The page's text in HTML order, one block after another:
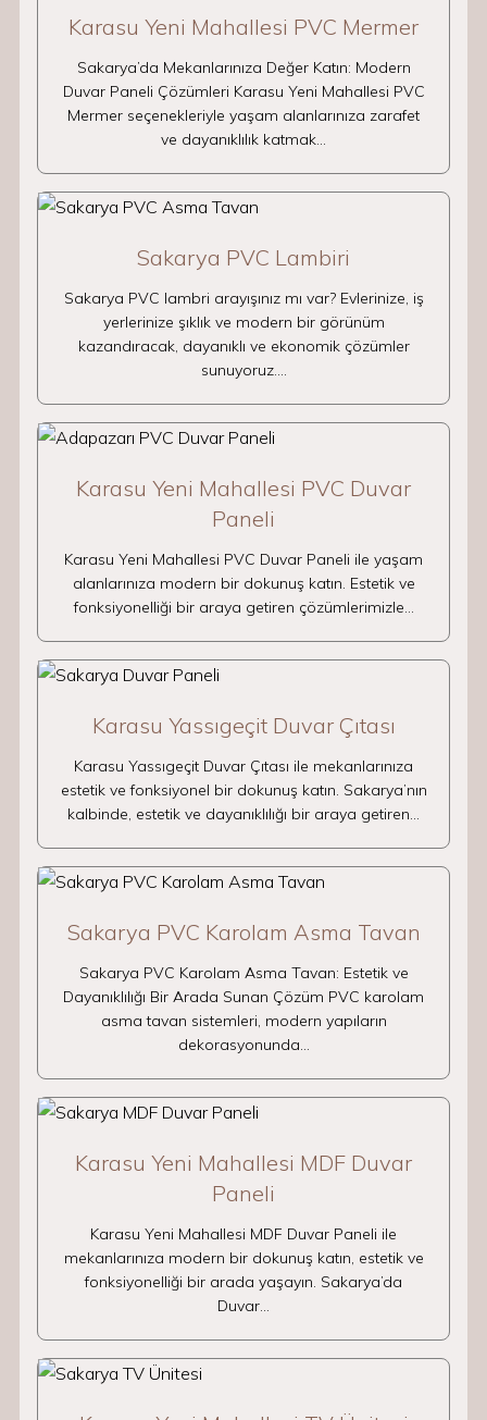
Karasu Yeni Mahallesi PVC Mermer
Sakarya’da Mekanlarınıza Değer Katın: Modern
Duvar Paneli Çözümleri Karasu Yeni Mahallesi PVC
Mermer seçenekleriyle yaşam alanlarınıza zarafet
ve dayanıklılık katmak…
Sakarya PVC Lambiri
Sakarya PVC lambri arayışınız mı var? Evlerinize, iş
yerlerinize şıklık ve modern bir görünüm
kazandıracak, dayanıklı ve ekonomik çözümler
sunuyoruz.…
Karasu Yeni Mahallesi PVC Duvar
Paneli
Karasu Yeni Mahallesi PVC Duvar Paneli ile yaşam
alanlarınıza modern bir dokunuş katın. Estetik ve
fonksiyonelliği bir araya getiren çözümlerimizle…
Karasu Yassıgeçit Duvar Çıtası
Karasu Yassıgeçit Duvar Çıtası ile mekanlarınıza
estetik ve fonksiyonel bir dokunuş katın. Sakarya’nın
kalbinde, estetik ve dayanıklılığı bir araya getiren…
Sakarya PVC Karolam Asma Tavan
Sakarya PVC Karolam Asma Tavan: Estetik ve
Dayanıklılığı Bir Arada Sunan Çözüm PVC karolam
asma tavan sistemleri, modern yapıların
dekorasyonunda…
Karasu Yeni Mahallesi MDF Duvar
Paneli
Karasu Yeni Mahallesi MDF Duvar Paneli ile
mekanlarınıza modern bir dokunuş katın, estetik ve
fonksiyonelliği bir arada yaşayın. Sakarya’da
Duvar…